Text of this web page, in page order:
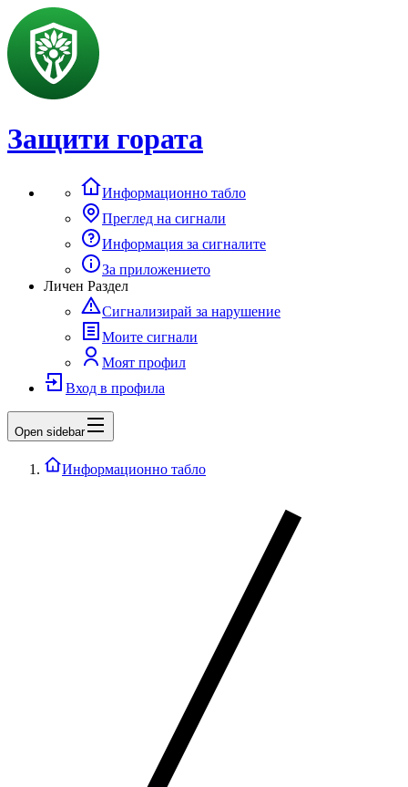
Защити гората
Информационно табло
Преглед на сигнали
Информация за сигналите
За приложението
Личен Раздел
Сигнализирай за нарушение
Моите сигнали
Моят профил
Вход в профила
Open sidebar
Информационно табло